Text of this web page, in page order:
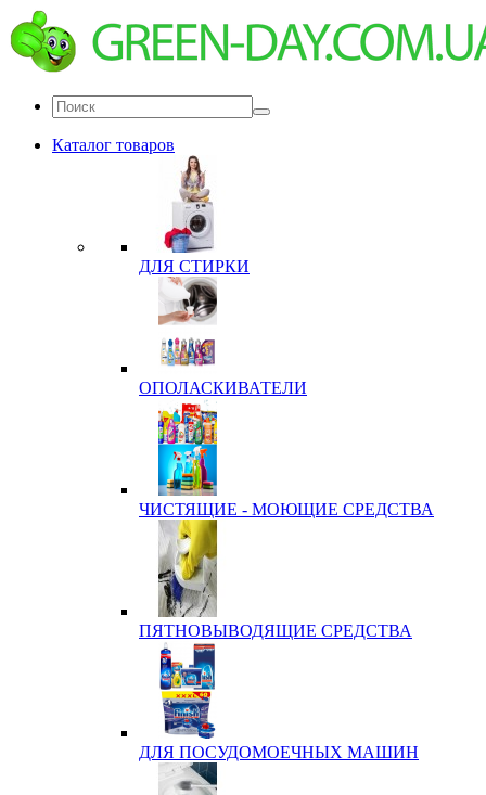
Каталог товаров
ДЛЯ СТИРКИ
ОПОЛАСКИВАТЕЛИ
ЧИСТЯЩИЕ - МОЮЩИЕ СРЕДСТВА
ПЯТНОВЫВОДЯЩИЕ СРЕДСТВА
ДЛЯ ПОСУДОМОЕЧНЫХ МАШИН